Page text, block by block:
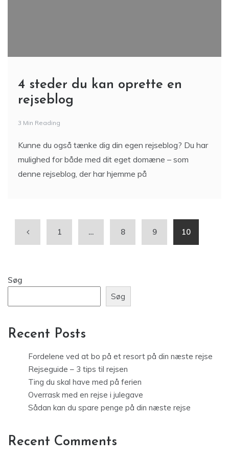
4 steder du kan oprette en
rejseblog
3 Min Reading
Kunne du også tænke dig din egen rejseblog? Du har
mulighed for både med dit eget domæne – som
denne rejseblog, der har hjemme på
1 … 8 9 10
Søg
Søg
Recent Posts
Fordelene ved at bo på et resort på din næste rejse
Rejseguide – 3 tips til rejsen
Ting du skal have med på ferien
Overrask med en rejse i julegave
Sådan kan du spare penge på din næste rejse
Recent Comments